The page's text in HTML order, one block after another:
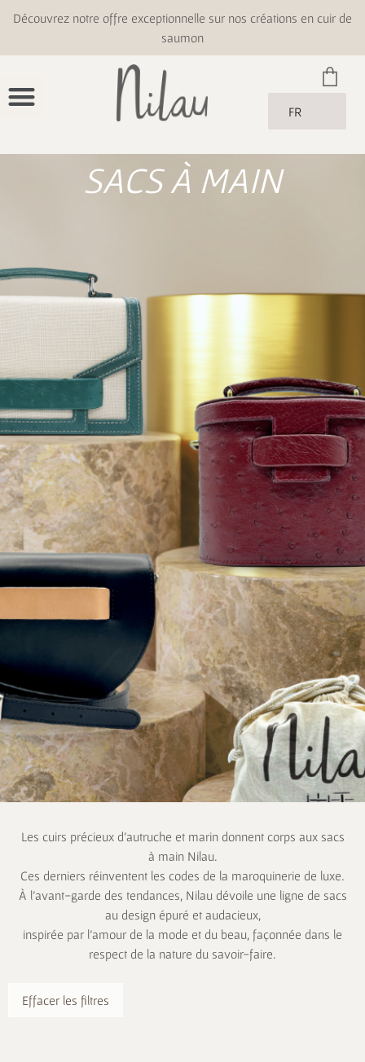
Découvrez notre offre exceptionnelle sur nos créations en cuir de
saumon
FR
SACS À MAIN
Les cuirs précieux d’autruche et marin donnent corps aux sacs
à main Nilau.
Ces derniers réinventent les codes de la maroquinerie de luxe.
À l’avant-garde des tendances, Nilau dévoile une ligne de sacs
au design épuré et audacieux,
inspirée par l’amour de la mode et du beau, façonnée dans le
respect de la nature du savoir-faire.
Effacer les filtres